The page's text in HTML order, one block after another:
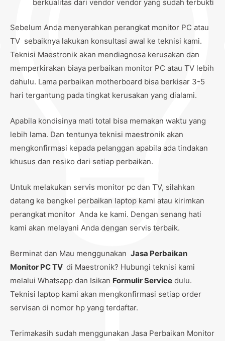
berkualitas dari vendor vendor yang sudah terbukti
Sebelum Anda menyerahkan perangkat monitor PC atau
TV sebaiknya lakukan konsultasi awal ke teknisi kami.
Teknisi Maestronik akan mendiagnosa kerusakan dan
memperkirakan biaya perbaikan monitor PC atau TV lebih
dahulu. Lama perbaikan motherboard bisa berkisar 3-5
hari tergantung pada tingkat kerusakan yang dialami.
Apabila kondisinya mati total bisa memakan waktu yang
lebih lama. Dan tentunya teknisi maestronik akan
mengkonfirmasi kepada pelanggan apabila ada tindakan
khusus dan resiko dari setiap perbaikan.
Untuk melakukan servis monitor pc dan TV, silahkan
datang ke bengkel perbaikan laptop kami atau kirimkan
perangkat monitor Anda ke kami. Dengan senang hati
kami akan melayani Anda dengan servis terbaik.
Berminat dan Mau menggunakan Jasa Perbaikan
Monitor PC TV di Maestronik? Hubungi teknisi kami
melalui Whatsapp dan Isikan Formulir Service dulu.
Teknisi laptop kami akan mengkonfirmasi setiap order
servisan di nomor hp yang terdaftar.
Terimakasih sudah menggunakan Jasa Perbaikan Monitor